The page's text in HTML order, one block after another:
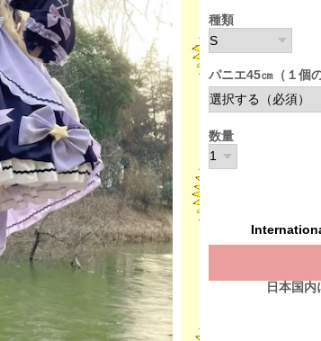
種類
パニエ45㎝（１個
数量
日本国